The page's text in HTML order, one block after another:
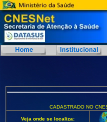
CADASTRADO NO
Veja onde se localiza: